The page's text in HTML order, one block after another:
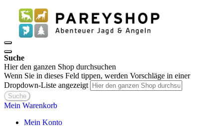
Suche
Hier den ganzen Shop durchsuchen
Wenn Sie in dieses Feld tippen, werden Vorschläge in einer
Dropdown-Liste angezeigt
Suche
Mein Warenkorb
Mein Konto